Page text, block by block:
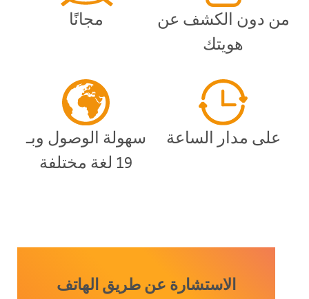
من دون الكشف عن
هويتك
مجانًا
على مدار الساعة
سهولة الوصول وبـ
19 لغة مختلفة
الاستشارة عن طريق الهاتف